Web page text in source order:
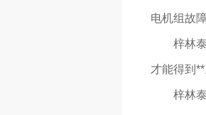
电机组故
梓林
才能得到**
梓林